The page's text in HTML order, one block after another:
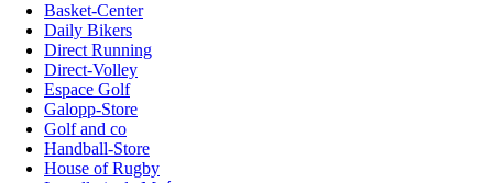
Basket-Center
Daily Bikers
Direct Running
Direct-Volley
Espace Golf
Galopp-Store
Golf and co
Handball-Store
House of Rugby